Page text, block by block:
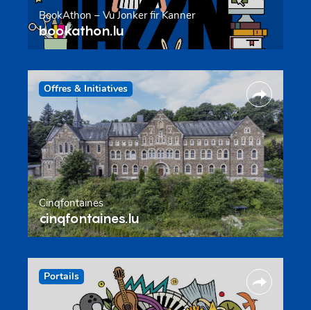
BookAthon – Vu Jonker fir Kanner
bookathon.lu
Offres & Initiatives
Cinqfontaines
cinqfontaines.lu
Portails